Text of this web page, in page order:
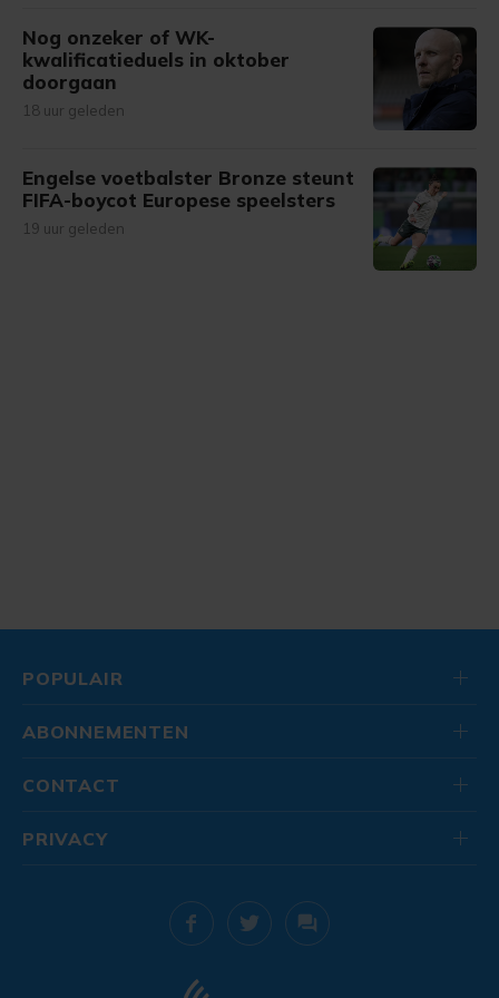
Nog onzeker of WK-
kwalificatieduels in oktober
doorgaan
18 uur geleden
Engelse voetbalster Bronze steunt
FIFA-boycot Europese speelsters
19 uur geleden
POPULAIR
ABONNEMENTEN
CONTACT
PRIVACY